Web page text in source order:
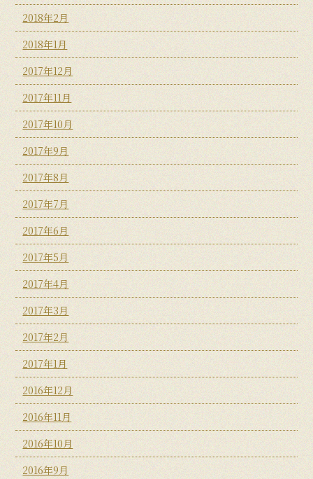
2018年2月
2018年1月
2017年12月
2017年11月
2017年10月
2017年9月
2017年8月
2017年7月
2017年6月
2017年5月
2017年4月
2017年3月
2017年2月
2017年1月
2016年12月
2016年11月
2016年10月
2016年9月